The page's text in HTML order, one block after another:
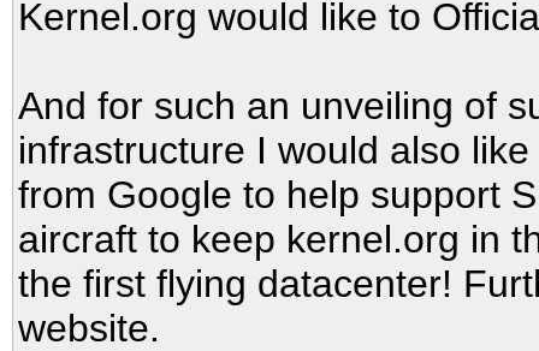
Kernel.org would like to
And for such an unveiling of
infrastructure I would also
from Google to help support
aircraft to keep kernel.org in
the first flying datacenter!
website.